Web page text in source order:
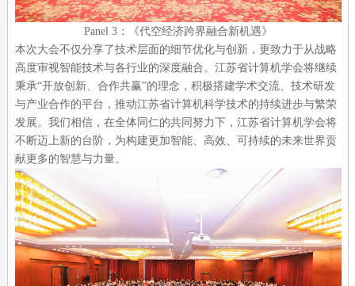
Panel 3：《代空经济跨界融合新机遇》
本次大会不仅分享了技术层面的细节优化与创新，更致力于从战略
高度审视智能技术与各行业的深度融合。江苏省计算机学会将继续
秉承“开放创新、合作共赢”的理念，积极搭建学术交流、技术研发
与产业合作的平台，推动江苏省计算机科学技术的持续进步与繁荣
发展。我们相信，在全体同仁的共同努力下，江苏省计算机学会将
不断迈上新的台阶，为构建更加智能、高效、可持续的未来世界贡
献更多的智慧与力量。